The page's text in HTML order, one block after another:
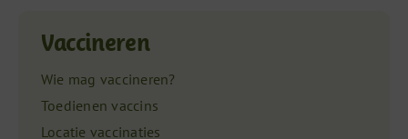
Vaccineren
Wie mag vaccineren?
Toedienen vaccins
Locatie vaccinaties